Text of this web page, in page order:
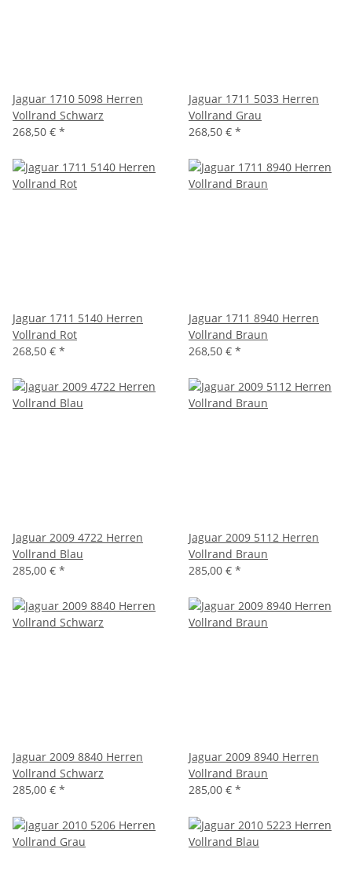
Jaguar 1710 5098 Herren
Vollrand Schwarz
268,50 € *
Jaguar 1711 5033 Herren
Vollrand Grau
268,50 € *
Jaguar 1711 5140 Herren
Vollrand Rot
268,50 € *
Jaguar 1711 8940 Herren
Vollrand Braun
268,50 € *
Jaguar 2009 4722 Herren
Vollrand Blau
285,00 € *
Jaguar 2009 5112 Herren
Vollrand Braun
285,00 € *
Jaguar 2009 8840 Herren
Vollrand Schwarz
285,00 € *
Jaguar 2009 8940 Herren
Vollrand Braun
285,00 € *